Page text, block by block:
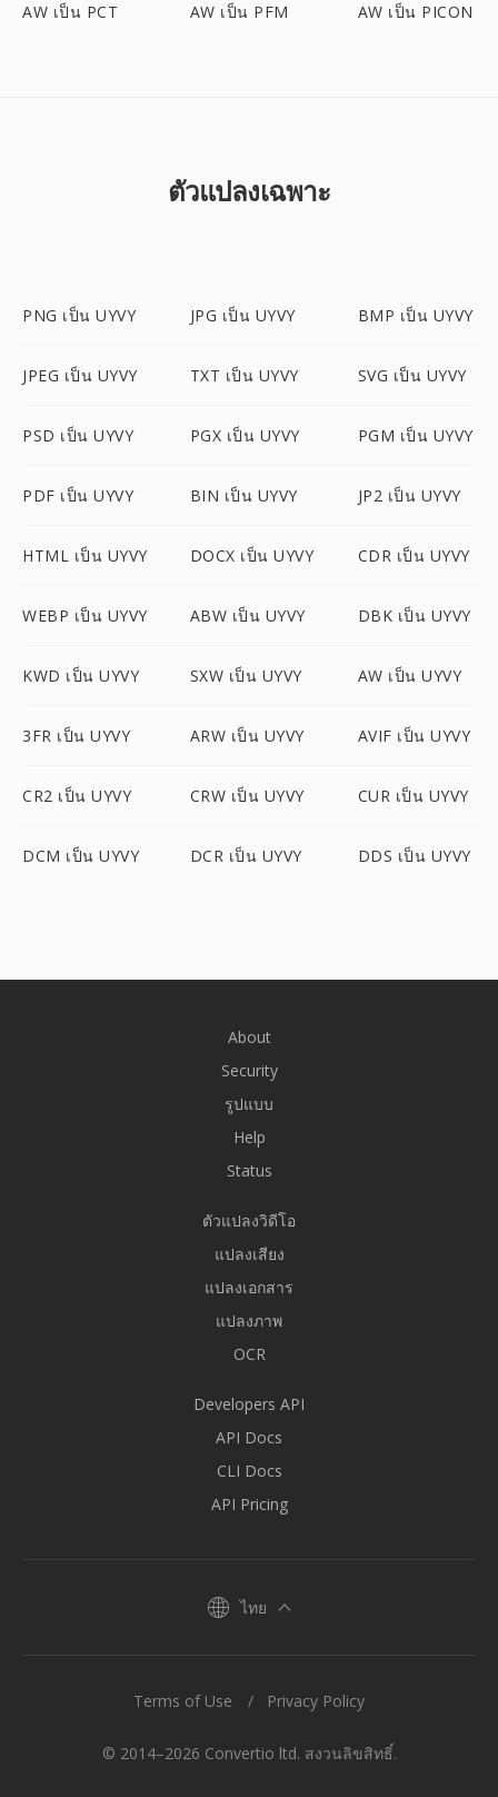
AW เป็น PCT AW เป็น PFM AW เป็น PICON
ตัวแปลงเฉพาะ
PNG เป็น UYVY JPG เป็น UYVY BMP เป็น UYVY
JPEG เป็น UYVY TXT เป็น UYVY SVG เป็น UYVY
PSD เป็น UYVY PGX เป็น UYVY PGM เป็น UYVY
PDF เป็น UYVY BIN เป็น UYVY JP2 เป็น UYVY
HTML เป็น UYVY DOCX เป็น UYVY CDR เป็น UYVY
WEBP เป็น UYVY ABW เป็น UYVY DBK เป็น UYVY
KWD เป็น UYVY SXW เป็น UYVY AW เป็น UYVY
3FR เป็น UYVY ARW เป็น UYVY AVIF เป็น UYVY
CR2 เป็น UYVY CRW เป็น UYVY CUR เป็น UYVY
DCM เป็น UYVY DCR เป็น UYVY DDS เป็น UYVY
About
Security
รูปแบบ
Help
Status
ตัวแปลงวิดีโอ
แปลงเสียง
แปลงเอกสาร
แปลงภาพ
OCR
Developers API
API Docs
CLI Docs
API Pricing
ไทย
© 2014–2026 Convertio ltd. สงวนลิขสิทธิ์.
Terms of Use Privacy Policy